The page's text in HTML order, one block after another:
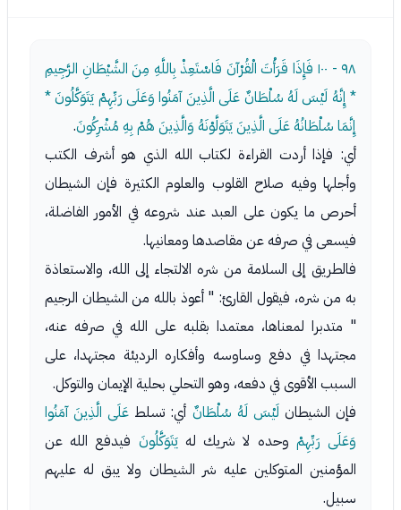
٩٨ - ١٠٠
فَإِذَا قَرَأْتَ الْقُرْآنَ فَاسْتَعِذْ بِاللَّهِ مِنَ الشَّيْطَانِ الرَّجِيمِ
* إِنَّهُ لَيْسَ لَهُ سُلْطَانٌ عَلَى الَّذِينَ آمَنُوا وَعَلَى رَبِّهِمْ يَتَوَكَّلُونَ *
إِنَّمَا سُلْطَانُهُ عَلَى الَّذِينَ يَتَوَلَّوْنَهُ وَالَّذِينَ هُمْ بِهِ مُشْرِكُونَ.
أي: فإذا أردت القراءة لكتاب الله الذي هو أشرف الكتب
وأجلها وفيه صلاح القلوب والعلوم الكثيرة فإن الشيطان
أحرص ما يكون على العبد عند شروعه في الأمور الفاضلة،
فيسعى في صرفه عن مقاصدها ومعانيها.
فالطريق إلى السلامة من شره الالتجاء إلى الله، والاستعاذة
به من شره، فيقول القارئ: " أعوذ بالله من الشيطان الرجيم
" متدبرا لمعناها، معتمدا بقلبه على الله في صرفه عنه،
مجتهدا في دفع وساوسه وأفكاره الرديئة مجتهدا، على
السبب الأقوى في دفعه، وهو التحلي بحلية الإيمان والتوكل.
فإن الشيطان لَيْسَ لَهُ سُلْطَانٌ أي: تسلط عَلَى الَّذِينَ آمَنُوا
وَعَلَى رَبِّهِمْ وحده لا شريك لهيَتَوَكَّلُونَ فيدفع الله عن
المؤمنين المتوكلين عليه شر الشيطان ولا يبق له عليهم
سبيل.